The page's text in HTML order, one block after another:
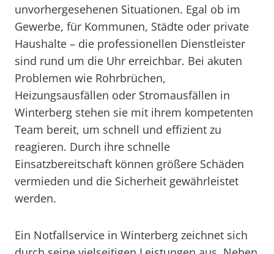
unvorhergesehenen Situationen. Egal ob im
Gewerbe, für Kommunen, Städte oder private
Haushalte – die professionellen Dienstleister
sind rund um die Uhr erreichbar. Bei akuten
Problemen wie Rohrbrüchen,
Heizungsausfällen oder Stromausfällen in
Winterberg stehen sie mit ihrem kompetenten
Team bereit, um schnell und effizient zu
reagieren. Durch ihre schnelle
Einsatzbereitschaft können größere Schäden
vermieden und die Sicherheit gewährleistet
werden.
Ein Notfallservice in Winterberg zeichnet sich